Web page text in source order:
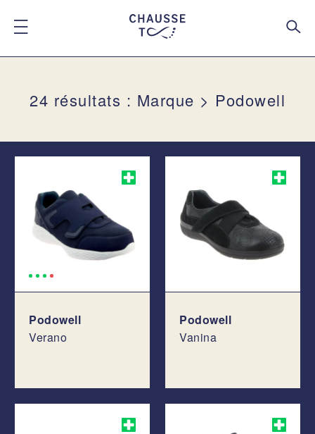
24 résultats : Marque > Podowell
Podowell
Verano
Podowell
Vanina